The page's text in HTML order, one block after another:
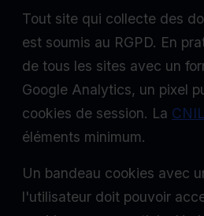
Tout site qui collecte des
est soumis au RGPD. En
de tous les sites avec un
Google Analytics, un pixel
cookies de session. La CNIL
éléments minimum.
Un bandeau cookies avec
l'utilisateur doit pouvoir